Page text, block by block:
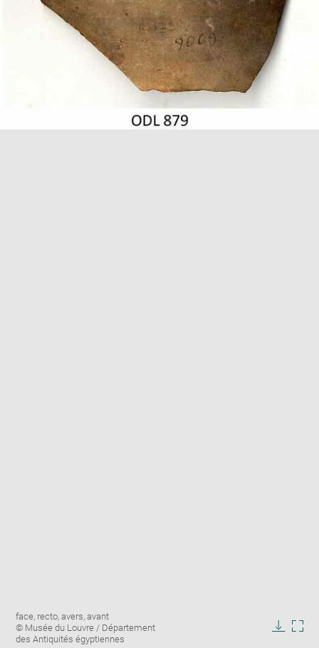
Image
caption:
face, recto, avers, avant
© Musée du Louvre / Département
des Antiquités égyptiennes